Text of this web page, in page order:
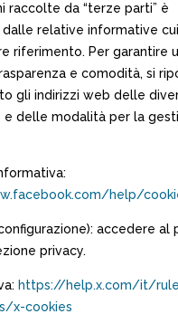
raccolte da “terze parti” è
relative informative
riferimento. Per garantire
e comodità, si
gli indirizzi web delle
e delle modalità per la
help/
accedere al
privacy.
https://help.x.com/it/
x-cookies